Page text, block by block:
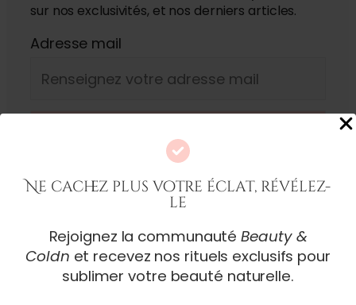
Ne cachez plus votre éclat, révélez-
le
Rejoignez la communautéBeauty &
Coldn et recevez nos rituels exclusifs pour
sublimer votre beauté naturelle.
sur nos exclusivités, et nos derniers articles.
Adresse mail